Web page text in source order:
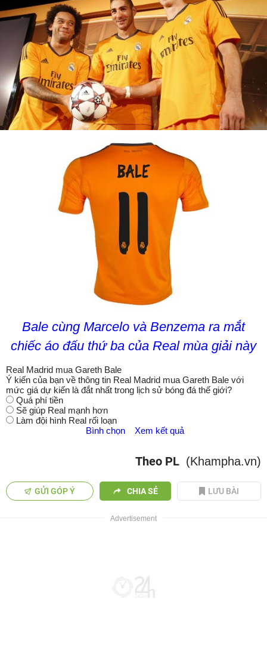
Bale cùng Marcelo và Benzema ra mắt
chiếc áo đấu thứ ba của Real mùa giải này
Real Madrid mua Gareth Bale
Ý kiến của bạn về thông tin Real Madrid mua Gareth Bale với
mức giá dự kiến là đắt nhất trong lịch sử bóng đá thế giới?
Quá phí tiền
Sẽ giúp Real mạnh hơn
Làm đội hình Real rối loạn
Bình chọn
Xem kết quả
Theo PL (Khampha.vn)
GỬI GÓP Ý CHIA SẺ LƯU BÀI